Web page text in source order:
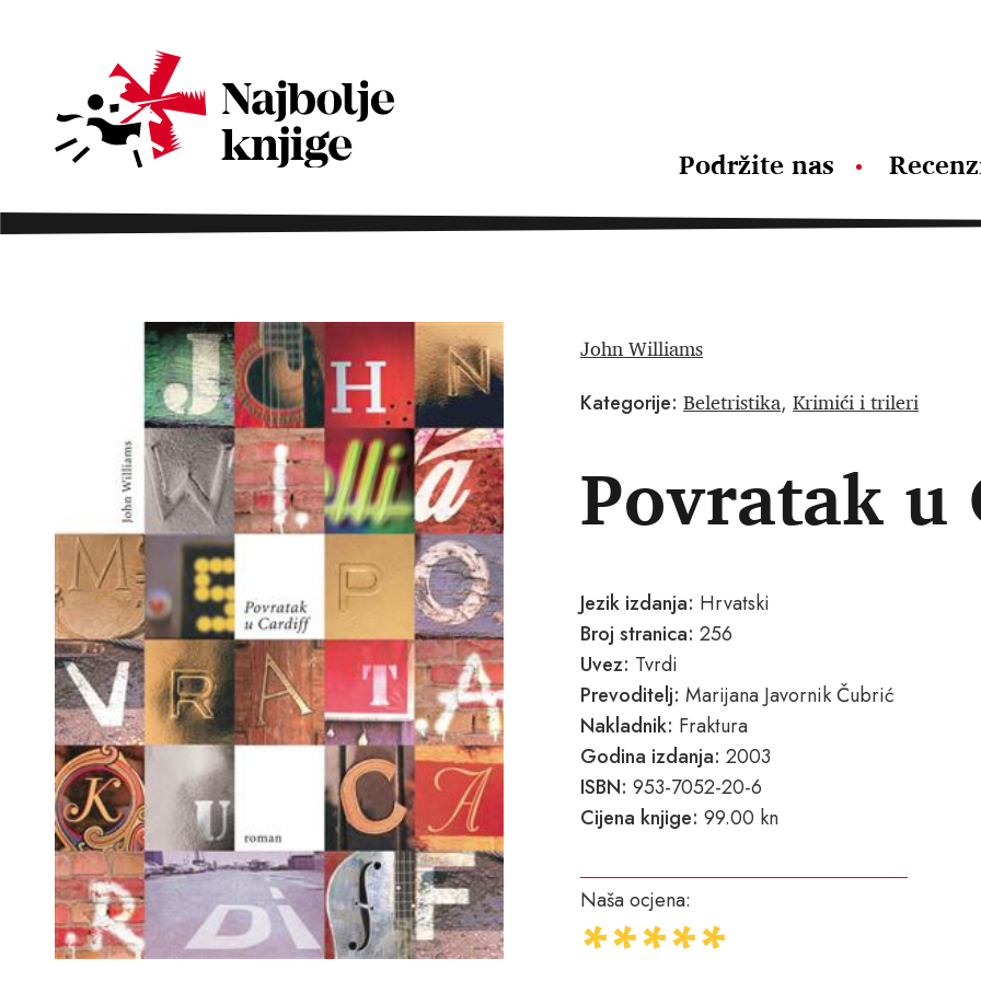
Podržite nas
John Williams
Kategorije: Beletristika, Krimići i trileri
Povratak u
Jezik izdanja: Hrvatski
Broj stranica: 256
Uvez: Tvrdi
Prevoditelj: Marijana Javornik Čubrić
Nakladnik: Fraktura
Godina izdanja: 2003
ISBN: 953-7052-20-6
Cijena knjige: 99.00 kn
Naša ocjena: